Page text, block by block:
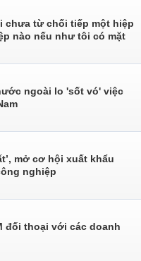
chưa từ chối tiếp một hiệp
nào nếu như tôi có mặt
ngoài lo 'sốt vó' việc
mở cơ hội xuất khẩu
nghiệp
đối thoại với các doanh